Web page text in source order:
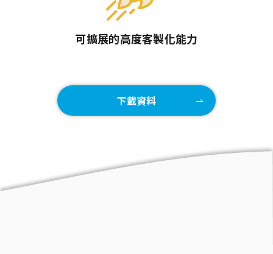
可擴展的高度客製化能力
下載資料